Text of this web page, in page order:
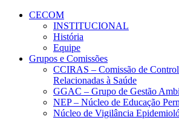
Conteúdo principal
CECOM
INSTITUCIONAL
História
Equipe
Grupos e Comissões
CCIRAS – Comissão de
Relacionadas à Saúde
GGAC – Grupo de Gestão
NEP – Núcleo de Educação
Núcleo de Vigilância